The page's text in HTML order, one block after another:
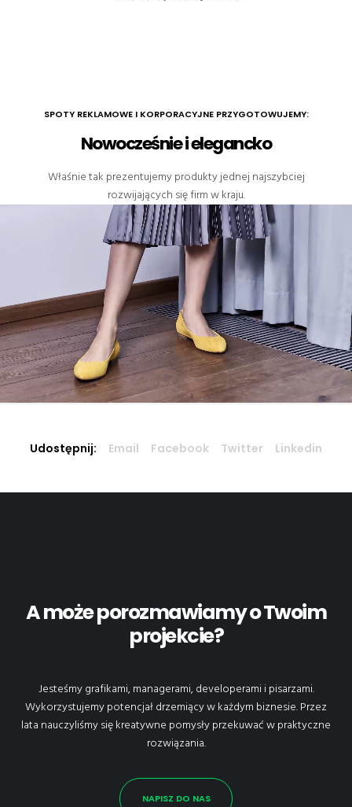
SPOTY REKLAMOWE I KORPORACYJNE PRZYGOTOWUJEMY:
Nowocześnie i elegancko
Właśnie tak prezentujemy produkty jednej najszybciej
rozwijających się firm w kraju.
Udostępnij: Email Facebook Twitter Linkedin
A może porozmawiamy o Twoim
projekcie?
Jesteśmy grafikami, managerami, developerami i pisarzami.
Wykorzystujemy potencjał drzemiący w każdym biznesie. Przez
lata nauczyliśmy się kreatywne pomysły przekuwać w praktyczne
rozwiązania.
NAPISZ DO NAS